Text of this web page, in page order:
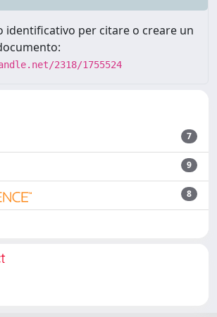
identificativo per citare o creare un
2318/1755524
7
9
8